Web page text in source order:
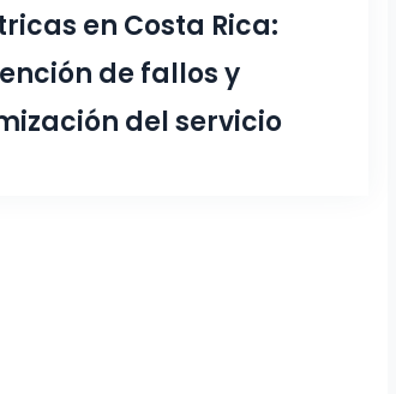
en Costa Rica:
de fallos y
del servicio